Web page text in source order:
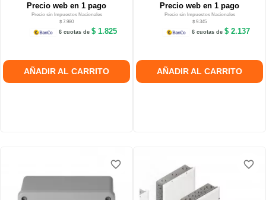
Precio web en 1 pago
Precio sin Impuestos Nacionales
$ 7.980
6 cuotas de $ 1.825
AÑADIR AL CARRITO
Precio web en 1 pago
Precio sin Impuestos Nacionales
$ 9.345
6 cuotas de $ 2.137
AÑADIR AL CARRITO
favorite_border
favorite_border
favorite_border favorite_border
favorite_border
favorite_border